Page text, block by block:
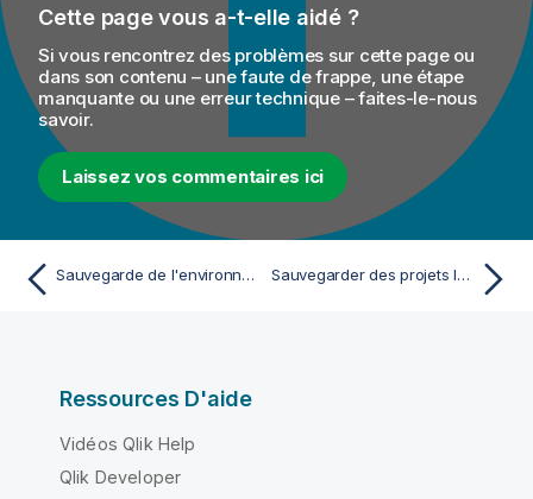
o
n
s
Cette page vous a-t-elle aidé ?
Si vous rencontrez des problèmes sur cette page ou
dans son contenu – une faute de frappe, une étape
manquante ou une erreur technique – faites-le-nous
savoir.
Laissez vos commentaires ici
Sauvegarde de l'environnement Sauvegarder des projets locaux
Ressources D'aide
Vidéos Qlik Help
Qlik Developer